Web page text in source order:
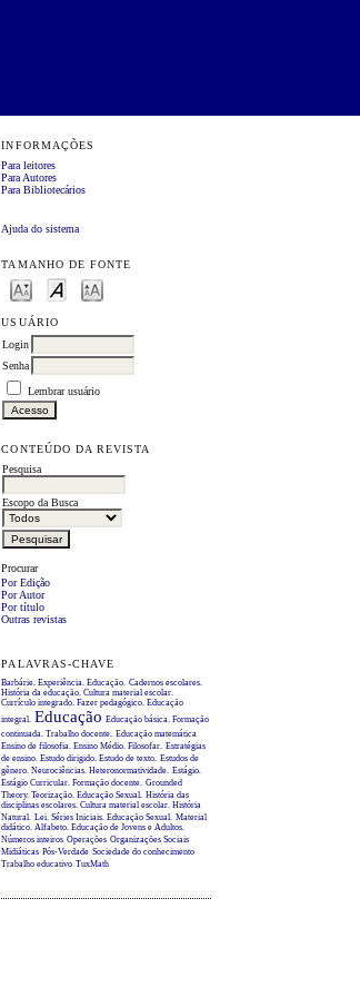
INFORMAÇÕES
Para leitores
Para Autores
Para Bibliotecários
Ajuda do sistema
TAMANHO DE FONTE
USUÁRIO
Login
Senha
Lembrar usuário
CONTEÚDO DA REVISTA
Pesquisa
Escopo da Busca
Procurar
Por Edição
Por Autor
Por título
Outras revistas
PALAVRAS-CHAVE
Barbárie. Experiência. Educação. Cadernos escolares.
História da educação. Cultura material escolar.
Currículo integrado. Fazer pedagógico. Educação
integral. Educação Educação básica. Formação
continuada. Trabalho docente. Educação matemática
Ensino de filosofia. Ensino Médio. Filosofar. Estratégias
de ensino. Estudo dirigido. Estudo de texto. Estudos de
gênero. Neurociências. Heteronormatividade. Estágio.
Estágio Curricular. Formação docente. Grounded
Theory. Teorização. Educação Sexual. História das
disciplinas escolares. Cultura material escolar. História
Natural. Lei. Séries Iniciais. Educação Sexual. Material
didático. Alfabeto. Educação de Jovens e Adultos.
Números inteiros Operações Organizações Sociais
Midiáticas Pós-Verdade Sociedade do conhecimento
Trabalho educativo TuxMath